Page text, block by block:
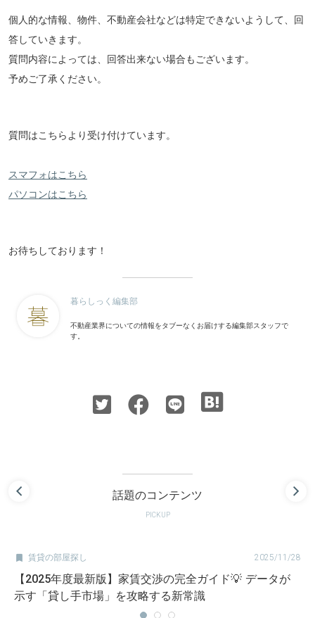
個人的な情報、物件、不動産会社などは特定できないようして、回
答していきます。
質問内容によっては、回答出来ない場合もございます。
予めご了承ください。
質問はこちらより受け付けています。
スマフォはこちら
パソコンはこちら
お待ちしております！
暮らしっく編集部
不動産業界についての情報をタブーなくお届けする編集部スタッフで
す。
話題のコンテンツ
PICKUP
 賃貸の部屋探し 2025/11/28
【2025年度最新版】家賃交渉の完全ガイド💡 データが
示す「貸し手市場」を攻略する新常識